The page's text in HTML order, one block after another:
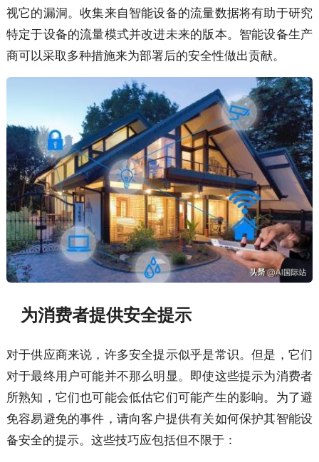
视它的漏洞。收集来自智能设备的流量数据将有助于研究
特定于设备的流量模式并改进未来的版本。智能设备生产
商可以采取多种措施来为部署后的安全性做出贡献。
为消费者提供安全提示
对于供应商来说，许多安全提示似乎是常识。但是，它们
对于最终用户可能并不那么明显。即使这些提示为消费者
所熟知，它们也可能会低估它们可能产生的影响。为了避
免容易避免的事件，请向客户提供有关如何保护其智能设
备安全的提示。这些技巧应包括但不限于：